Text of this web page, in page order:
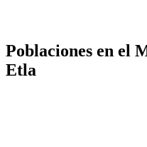
Poblaciones en el
Etla